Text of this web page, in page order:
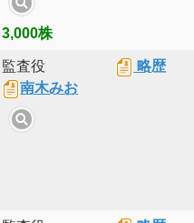
3,000株
監査役
南木みお
略歴